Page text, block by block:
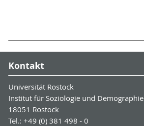
Kontakt
Universität Rostock
Institut für Soziologie und Demographie
18051 Rostock
Tel.: +49 (0) 381 498 - 0